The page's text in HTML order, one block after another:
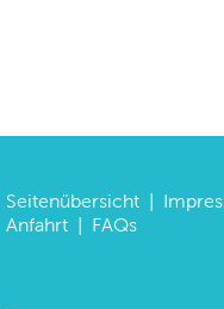
Seitenübersicht
Anfahrt
FAQs